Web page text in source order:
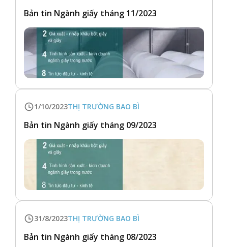
Bản tin Ngành giấy tháng 11/2023
1/10/2023THỊ TRƯỜNG BAO BÌ
Bản tin Ngành giấy tháng 09/2023
31/8/2023THỊ TRƯỜNG BAO BÌ
Bản tin Ngành giấy tháng 08/2023